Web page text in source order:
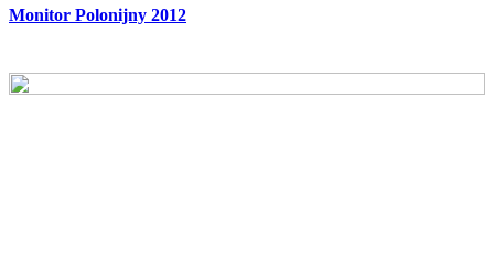
Monitor Polonijny 2012